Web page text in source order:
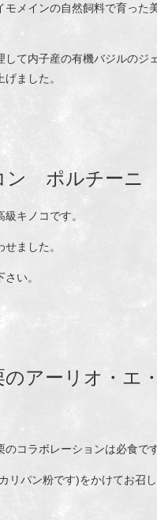
モメインの自然飼料で育った
して内子産の有機バジルのジ
ました。
ン ポルチーニ
キノコです。
ました。
い。
アーリオ・エ
のコラボレーションは必食で
リパン粉です)をかけてお召